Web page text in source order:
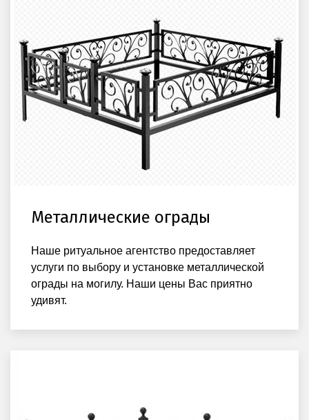
Металлические ограды
Наше ритуальное агентство предоставляет
услуги по выбору и установке металлической
ограды на могилу. Наши цены Вас приятно
удивят.